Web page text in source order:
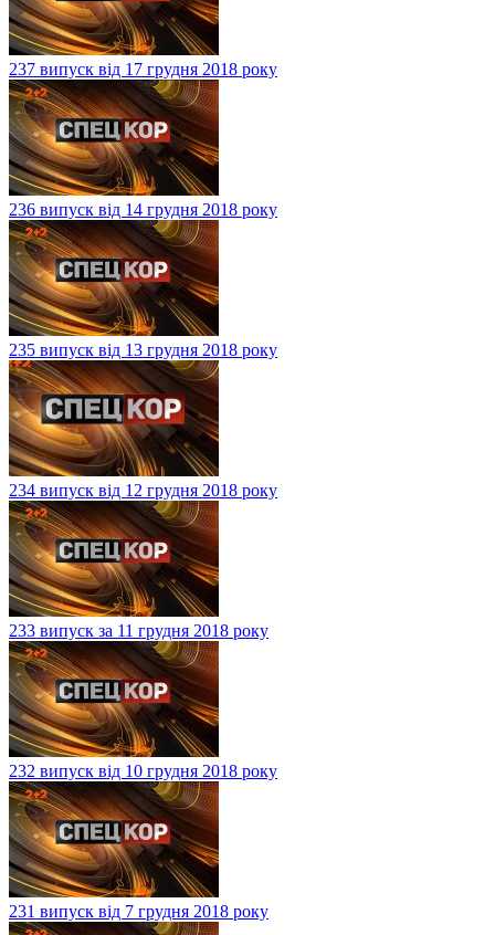
237 випуск від 17 грудня 2018 року
236 випуск від 14 грудня 2018 року
235 випуск від 13 грудня 2018 року
234 випуск від 12 грудня 2018 року
233 випуск за 11 грудня 2018 року
232 випуск від 10 грудня 2018 року
231 випуск від 7 грудня 2018 року